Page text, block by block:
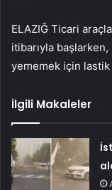
ELAZIĞ Ticari
itibarıyla
yememek için
İlgili Makaleler